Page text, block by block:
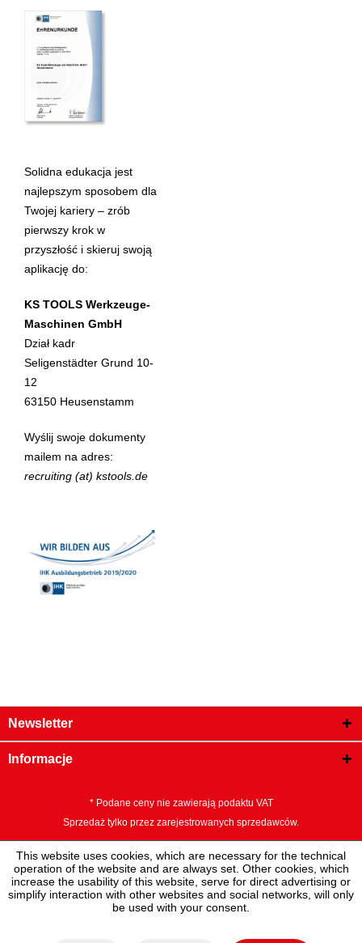
Solidna edukacja jest
najlepszym sposobem dla
Twojej kariery – zrób
pierwszy krok w
przyszłość i skieruj swoją
aplikację do:
KS TOOLS Werkzeuge-
Maschinen GmbH
Dział kadr
Seligenstädter Grund 10-
12
63150 Heusenstamm
Wyślij swoje dokumenty
mailem na adres:
recruiting (at) kstools.de
Newsletter
Informacje
* Podane ceny nie zawierają podaktu VAT
Sprzedaż tylko przez zarejestrowanych sprzedawców.
This website uses cookies, which are necessary for the technical
operation of the website and are always set. Other cookies, which
increase the usability of this website, serve for direct advertising or
simplify interaction with other websites and social networks, will only
be used with your consent.